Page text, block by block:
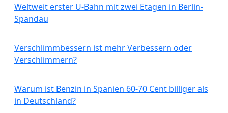
Weltweit erster U-Bahn mit zwei Etagen in Berlin-
Spandau
Verschlimmbessern ist mehr Verbessern oder
Verschlimmern?
Warum ist Benzin in Spanien 60-70 Cent billiger als
in Deutschland?